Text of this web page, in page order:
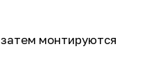
монтируются